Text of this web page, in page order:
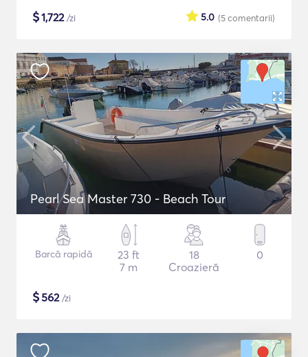
$1,722/zi (5comentarii)
5.0
Pearl Sea Master 730 - Beach Tour
Barcă rapidă
23 ft
7 m
18
Croazieră
0
$562/zi